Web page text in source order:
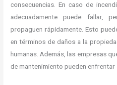
consecuencias. En caso de
adecuadamente puede fallar,
propaguen rápidamente. Esto
en términos de daños a la
humanas. Además, las empresas
de mantenimiento pueden